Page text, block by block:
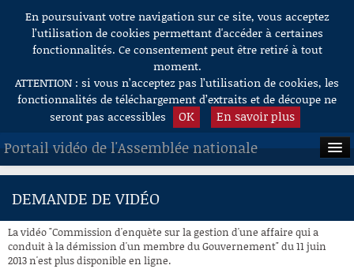
Aller au contenu
En poursuivant votre navigation sur ce site, vous acceptez
l’utilisation de cookies permettant d'accéder à certaines
fonctionnalités. Ce consentement peut être retiré à tout
moment.
ATTENTION : si vous n’acceptez pas l’utilisation de cookies, les
fonctionnalités de téléchargement d’extraits et de découpe ne
seront pas accessibles
OK En savoir plus
Portail vidéo de l'Assemblée nationale
ACCUEIL
À LA DEMANDE
DEMANDE DE VIDÉO
La vidéo "Commission d'enquète sur la gestion d'une affaire qui a
conduit à la démission d'un membre du Gouvernement" du 11 juin
2013 n'est plus disponible en ligne.